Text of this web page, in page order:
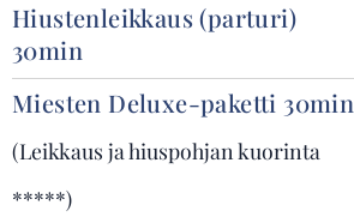
Hiustenleikkaus (parturi)
30min
Miesten Deluxe-paketti 30min
(Leikkaus ja hiuspohjan kuorinta
*****)